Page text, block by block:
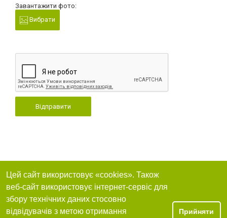
Завантажити фото:
Вибрати
Відправити
Цей сайт використовує «cookies». Також
веб-сайт використовує інтернет-сервіс для
збору технічних даних стосовно
відвідувачів з метою отримання
Прийняти